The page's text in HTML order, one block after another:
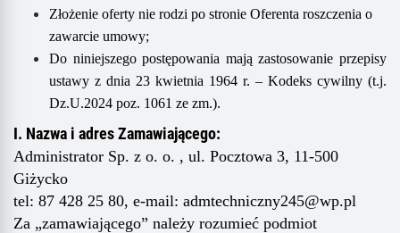
Złożenie oferty nie rodzi po stronie Oferenta roszczenia o
zawarcie umowy;
Do niniejszego postępowania mają zastosowanie przepisy
ustawy z dnia 23 kwietnia 1964 r. – Kodeks cywilny (t.j.
Dz.U.2024 poz. 1061 ze zm.).
I. Nazwa i adres Zamawiającego:
Administrator Sp. z o. o. , ul. Pocztowa 3, 11-500
Giżycko
tel: 87 428 25 80, e-mail: admtechniczny245@wp.pl
Za „zamawiającego” należy rozumieć podmiot